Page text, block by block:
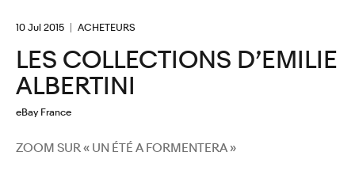
10 Jul 2015 ACHETEURS
LES COLLECTIONS D’EMILIE
ALBERTINI
eBay France
ZOOM SUR « UN ÉTÉ A FORMENTERA »